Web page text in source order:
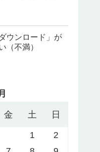
ウンロード」が
（不満）
金 土 日
1
2